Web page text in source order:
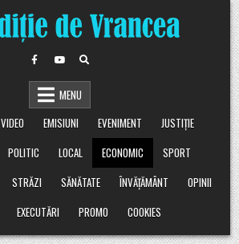
MENU
VIDEO EMISIUNI EVENIMENT
JUSTIȚIE
POLITIC LOCAL ECONOMIC
SPORT
STRĂZI SĂNĂTATE ÎNVĂȚĂMÂNT
OPINII
EXECUTĂRI PROMO COOKIES